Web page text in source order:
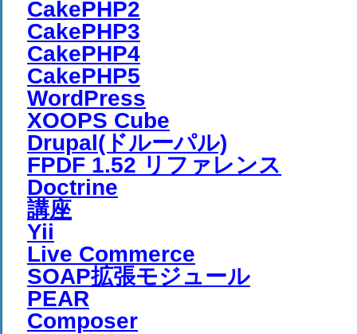
CakePHP2
CakePHP3
CakePHP4
CakePHP5
WordPress
XOOPS Cube
Drupal(ドルーパル)
FPDF 1.52 リファレンス
Doctrine
講座
Yii
Live Commerce
SOAP拡張モジュール
PEAR
Composer